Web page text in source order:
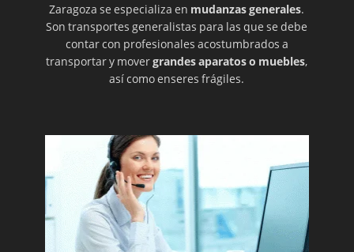
Zaragoza se especializa en mudanzas generales.
Son transportes generalistas para las que se debe
contar con profesionales acostumbrados a
transportar y movergrandes aparatos o muebles,
así como enseres frágiles.